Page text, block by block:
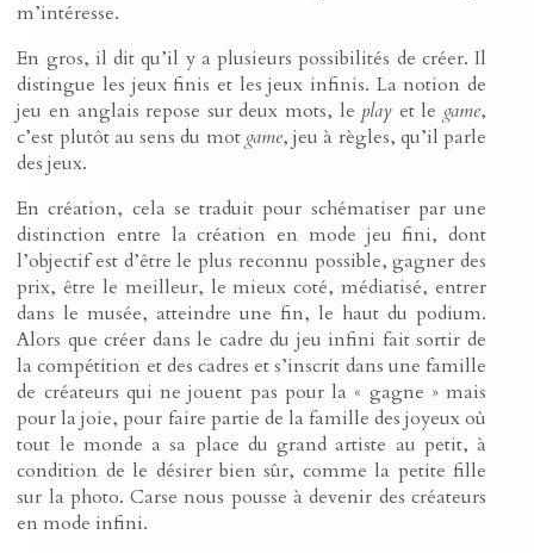
m’intéresse.
En gros, il dit qu’il y a plusieurs possibilités de créer. Il
distingue les jeux finis et les jeux infinis. La notion de
jeu en anglais repose sur deux mots, le play et le game,
c’est plutôt au sens du mot game, jeu à règles, qu’il parle
des jeux.
En création, cela se traduit pour schématiser par une
distinction entre la création en mode jeu fini, dont
l’objectif est d’être le plus reconnu possible, gagner des
prix, être le meilleur, le mieux coté, médiatisé, entrer
dans le musée, atteindre une fin, le haut du podium.
Alors que créer dans le cadre du jeu infini fait sortir de
la compétition et des cadres et s’inscrit dans une famille
de créateurs qui ne jouent pas pour la « gagne » mais
pour la joie, pour faire partie de la famille des joyeux où
tout le monde a sa place du grand artiste au petit, à
condition de le désirer bien sûr, comme la petite fille
sur la photo. Carse nous pousse à devenir des créateurs
en mode infini.